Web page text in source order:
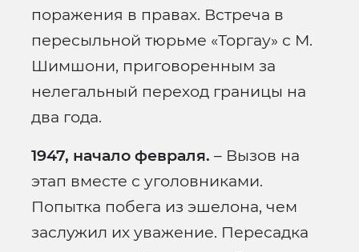
поражения в правах. Встреча в
пересыльной тюрьме «Торгау» с М.
Шимшони, приговоренным за
нелегальный переход границы на
два года.
1947, начало февраля. – Вызов на
этап вместе с уголовниками.
Попытка побега из эшелона, чем
заслужил их уважение. Пересадка